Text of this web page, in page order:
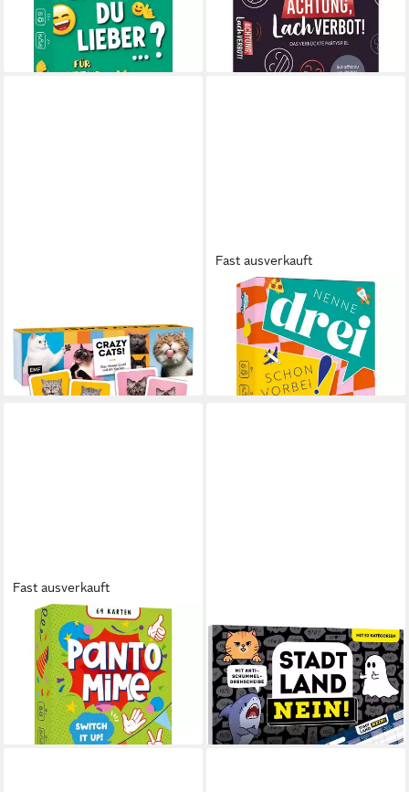
ab 12,71 €
lieferbar - in 3-4 Werktagen bei dir
verrückte Partyspiel
ab 10,18 €
lieferbar - in 3-4 Werktagen bei dir
ab 19,34 €
lieferbar - in 3-4 Werktagen bei dir
Fast ausverkauft
MICHAEL FISCHER
Spiel Kartenspiel: Nenne drei -
schon vorbei! ... für Kids!
13,35 €
lieferbar - in 3-4 Werktagen bei dir
Fast ausverkauft
MICHAEL FISCHER
Spiel Kartenspiel: Pantomime
- Switch it up! - Kids-Party
ab 12,71 €
lieferbar - in 3-4 Werktagen bei dir
MICHAEL FISCHER
Spiel Stadt, Land, NEIN! - Der
Spieleklassiker für
Pessimist*innen und...
ab 12,71 €
lieferbar - in 3-4 Werktagen bei dir